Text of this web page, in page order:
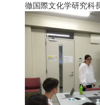
徹国際文化学研究科